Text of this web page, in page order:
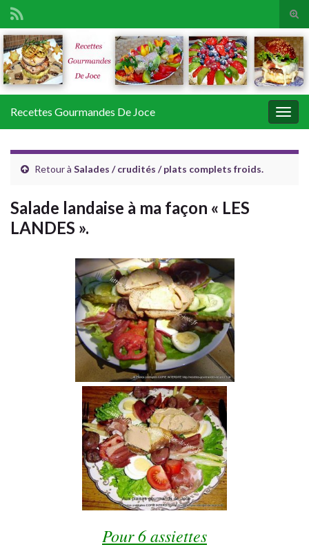
Search for:
Recettes Gourmandes De Joce
Retour à Salades / crudités / plats complets froids.
Salade landaise à ma façon « LES
LANDES ».
Pour 6 assiettes